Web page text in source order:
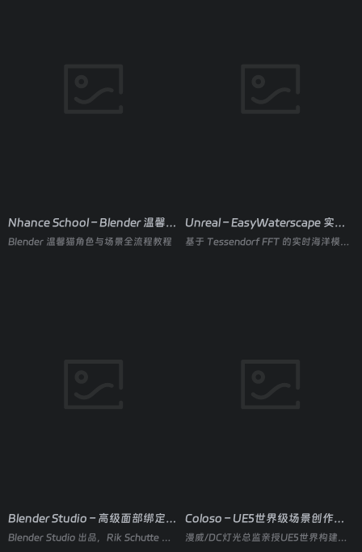
Nhance School – Blender 温馨风格 3D 艺术完整教程
Blender 温馨猫角色与场景全流程教程
Unreal – EasyWaterscape 实时海洋水体系统
基于 Tessendorf FFT 的实时海洋模拟，内置 CoastMaker 海岸线、浮力与一键预设，100% Blueprint 无需 C++。
Blender Studio – 高级面部绑定大师课
Blender Studio 出品，Rik Schutte 主讲，系统拆解电影级角色面部绑定的完整流程与变形理论。
Coloso – UE5世界级场景创作大师课
漫威/DC灯光总监亲授UE5世界构建、材质与电影级灯光全流程